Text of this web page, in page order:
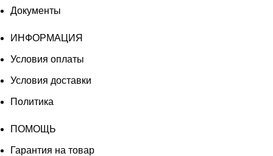
Документы
ИНФОРМАЦИЯ
Условия оплаты
Условия доставки
Политика
ПОМОЩЬ
Гарантия на товар